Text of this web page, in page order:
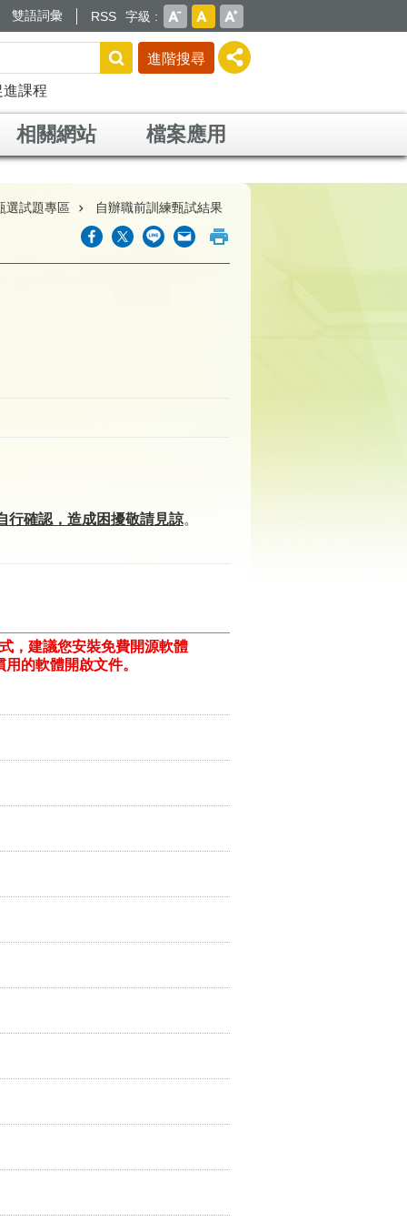
雙語詞彙 RSS 字級
進階搜尋
進課程
相關網站 檔案應用
選試題專區 自辦職前訓練甄試結果
行確認，造成困擾敬請見諒。
，建議您安裝免費開源軟體
的軟體開啟文件。